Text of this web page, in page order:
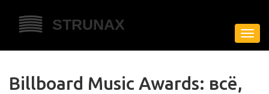
Billboard Music Awards: всё,